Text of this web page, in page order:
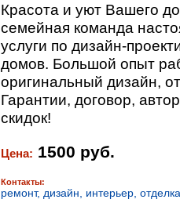
Красота и уют Вашего
семейная команда
услуги по дизайн-
домов. Большой опыт
оригинальный дизайн,
Гарантии, договор,
скидок!
Цена: 1500 руб.
Контакты:
ремонт, дизайн, интерьер, отделка